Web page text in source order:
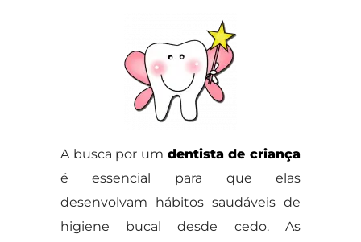
A busca por um dentista de criança
é essencial para que elas
desenvolvam hábitos saudáveis de
higiene bucal desde cedo. As